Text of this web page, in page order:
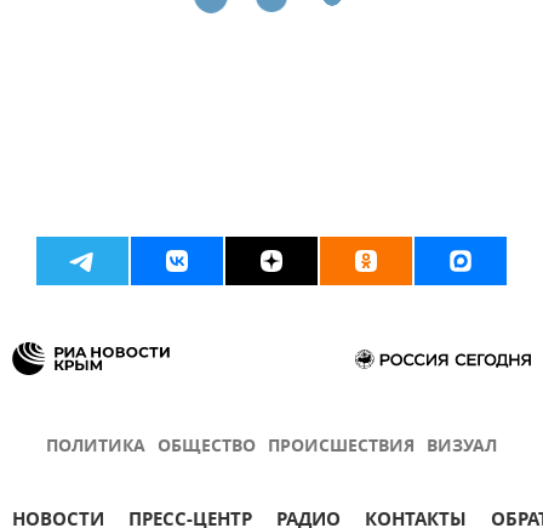
ПОЛИТИКА ОБЩЕСТВО ПРОИСШЕСТВИЯ ВИЗУАЛ
НОВОСТИ ПРЕСС-ЦЕНТР РАДИО КОНТАКТЫ